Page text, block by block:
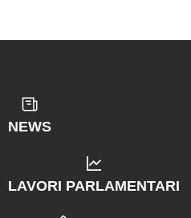
NEWS
LAVORI PARLAMENTARI